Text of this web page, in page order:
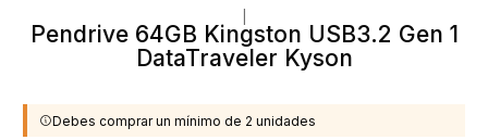
Pendrive 64GB Kingston USB3.2 Gen 1
DataTraveler Kyson
Debes comprar un mínimo de 2 unidades